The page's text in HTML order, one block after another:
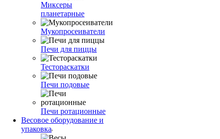
Миксеры
планетарные
Мукопросеиватели
Печи для пиццы
Тестораскатки
Печи подовые
Печи ротационные
Весовое оборудование и
упаковка